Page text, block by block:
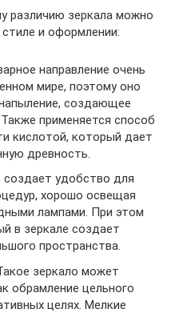
различию зеркала можно
и оформлении:
направление очень
мире, поэтому оно
создающее
применяется способ
кислотой, который дает
древность.
удобство для
хорошо освещая
лампами. При этом
в зеркале создает
пространства.
зеркало может
обрамление цельного
целях. Мелкие